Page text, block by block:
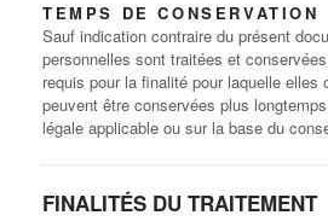
TEMPS DE CONSERVATION
Sauf indication contraire du présent
personnelles sont traitées et
requis pour la finalité pour laquelle
peuvent être conservées plus
légale applicable ou sur la base du
FINALITÉS DU TRAITEMENT